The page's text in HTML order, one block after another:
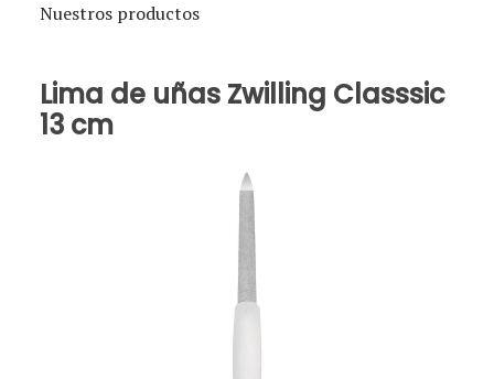
Nuestros productos
Lima de uñas Zwilling Classsic
13 cm